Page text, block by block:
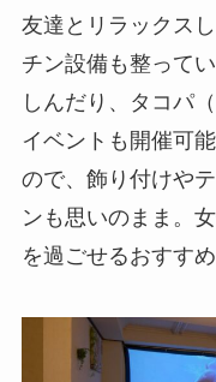
友達とリラックス
チン設備も整って
しんだり、タコパ
イベントも開催可
ので、飾り付けや
ンも思いのまま。
を過ごせるおすす